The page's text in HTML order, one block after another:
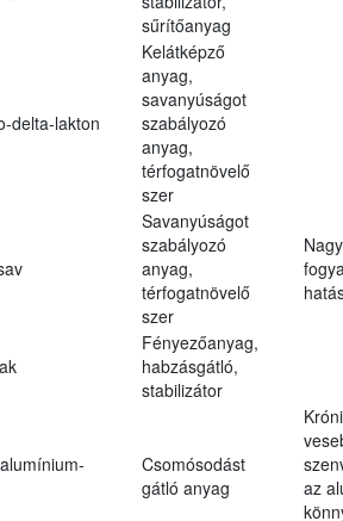
sűrítőanyag
delta-lakton
Kelátképző
anyag,
savanyúságot
szabályozó
anyag,
térfogatnövelő
szer
Savanyúságot
szabályozó
anyag,
térfogatnövelő
szer
Fényezőanyag,
habzásgátló,
stabilizátor
Csomósodást
gátló anyag
az